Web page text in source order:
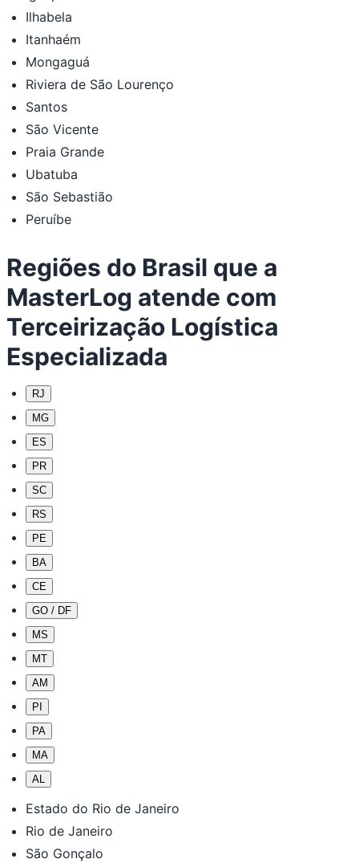
Ilhabela
Itanhaém
Mongaguá
Riviera de São Lourenço
Santos
São Vicente
Praia Grande
Ubatuba
São Sebastião
Peruíbe
Regiões do Brasil que a
MasterLog atende com
Terceirização Logística
Especializada
RJ
MG
ES
PR
SC
RS
PE
BA
CE
GO / DF
MS
MT
AM
PI
PA
MA
AL
Estado do Rio de Janeiro
Rio de Janeiro
São Gonçalo